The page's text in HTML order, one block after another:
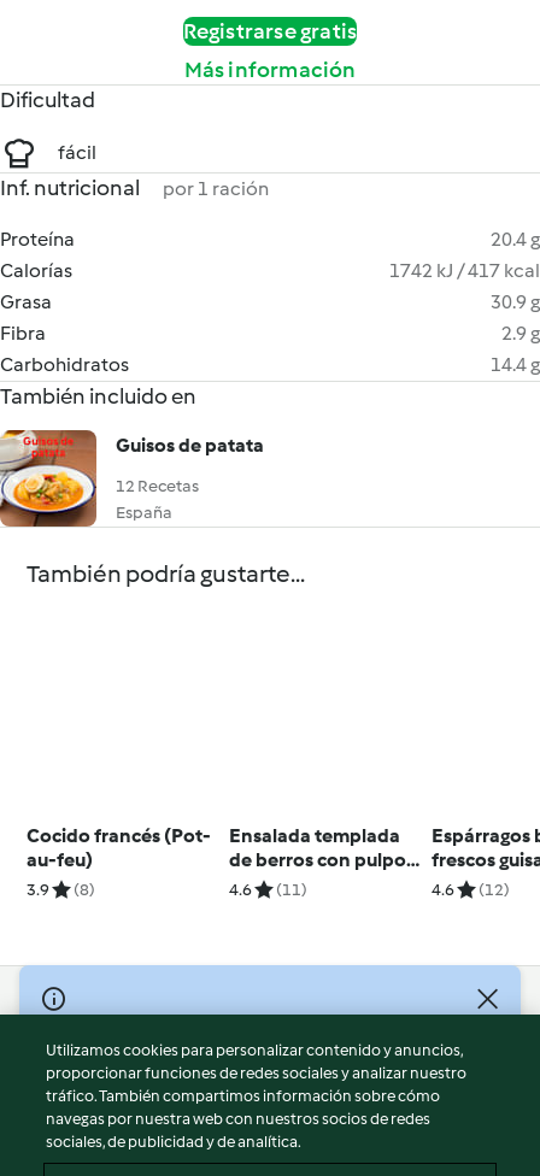
Registrarse gratis
Más información
Dificultad
fácil
Inf. nutricional por 1 ración
Proteína
20.4 g
Calorías
1742 kJ / 417 kcal
Grasa
30.9 g
Fibra
2.9 g
Carbohidratos
14.4 g
También incluido en
Guisos de patata
12 Recetas
España
También podría gustarte...
Cocido francés (Pot-
au-feu)
3.9 (8)
Ensalada templada
de berros con pulpo y
langostinos para dos
4.6 (11)
Espárragos
frescos
huevos de
4.6 (12)
© Copyright 2026
Términos de uso
Política de privacidad
Aviso legal
Información legal
Utilizamos cookies para personalizar contenido y anuncios,
proporcionar funciones de redes sociales y analizar nuestro
tráfico. También compartimos información sobre cómo
navegas por nuestra web con nuestros socios de redes
sociales, de publicidad y de analítica.